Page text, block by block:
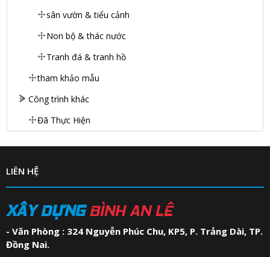
sân vườn & tiểu cảnh
Non bộ & thác nước
Tranh đá & tranh hồ
tham khảo mẫu
Công trình khác
Đã Thực Hiện
LIÊN HỆ
XÂY DỰNG BÌNH AN LÊ
- Văn Phòng : 324 Nguyễn Phúc Chu, KP5, P. Trảng Dài, TP.
Đồng Nai.